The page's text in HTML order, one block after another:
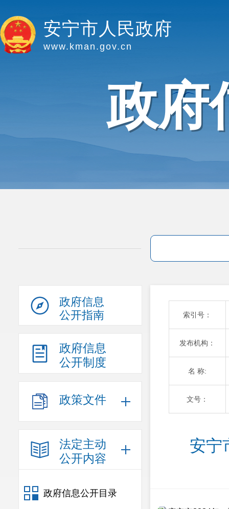
安宁市人民政府
www.kman.gov.cn
政府
政府信息
公开指南
政府信息
公开制度
政策文件
法定主动
公开内容
政府信息公开目录
索引号：
发布机构：
名 称:
文号：
安宁